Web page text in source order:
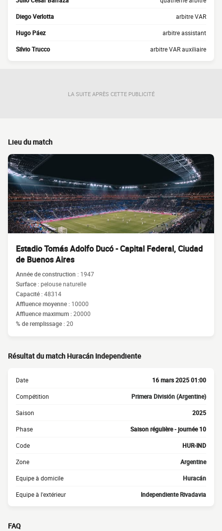
Diego Verlotta arbitre VAR
Hugo Páez arbitre assistant
Silvio Trucco arbitre VAR auxiliaire
LA SUITE APRÈS CETTE PUBLICITÉ
Lieu du match
Estadio Tomás Adolfo Ducó - Capital Federal, Ciudad
de Buenos Aires
Année de construction : 1947
Surface :pelouse naturelle
Capacité :48314
Affluence moyenne : 10000
Affluence maximum :20000
% de remplissage :20
Résultat du match Huracán Independiente
Date 16 mars 2025 01:00
Compétition Primera División (Argentine)
Saison 2025
Phase Saison régulière - journée 10
Code HUR-IND
Zone Argentine
Equipe à domicile Huracán
Equipe à l'extérieur Independiente Rivadavia
FAQ